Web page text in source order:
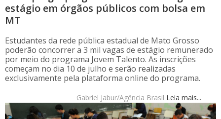
estágio em órgãos públicos com bolsa em
MT
Estudantes da rede pública estadual de Mato Grosso
poderão concorrer a 3 mil vagas de estágio remunerado
por meio do programa Jovem Talento. As inscrições
começam no dia 10 de julho e serão realizadas
exclusivamente pela plataforma online do programa.
Leia mais...
Gabriel Jabur/Agência Brasil